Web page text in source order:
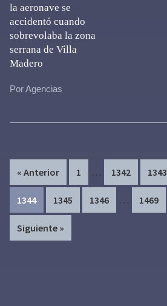
la aeronave se
accidentó cuando
sobrevolaba la zona
serrana de Villa
Madero
Por Agencias
« Anterior Page
1
Interim
pages
omitted
… Page
1342 Page
1343
Page
1344 Page
1345 Page
1346
Interim
pages
… Page
1469
Siguiente »